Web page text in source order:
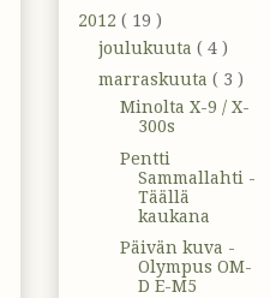
2012 ( 19 )
joulukuuta ( 4 )
marraskuuta ( 3 )
Minolta X-9 / X-
300s
Pentti
Sammallahti -
Täällä
kaukana
Päivän kuva -
Olympus OM-
D E-M5